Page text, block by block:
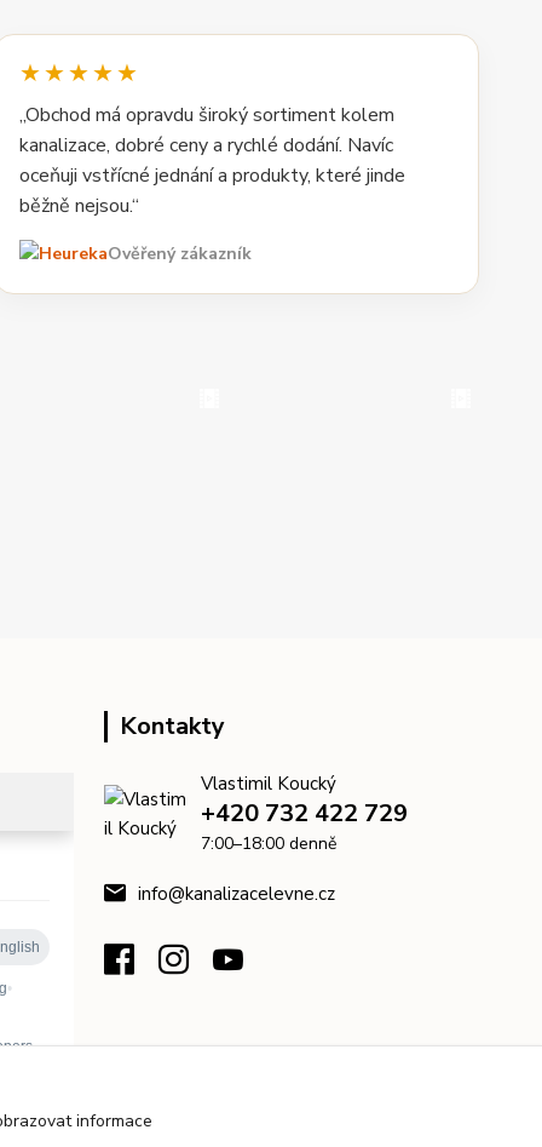
★★★★★
„Obchod má opravdu široký sortiment kolem
kanalizace, dobré ceny a rychlé dodání. Navíc
oceňuji vstřícné jednání a produkty, které jinde
běžně nejsou.“
Ověřený zákazník
Kontakty
Vlastimil Koucký
+420 732 422 729
7:00–18:00 denně
info@kanalizacelevne.cz
informace